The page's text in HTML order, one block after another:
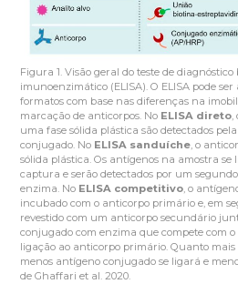
Figura 1. Visão geral do teste de diagnóstico
imunoenzimático (ELISA). O ELISA pode
formatos com base nas diferenças na
marcação de anticorpos. No ELISA direto,
uma fase sólida plástica são detectados
conjugado. No ELISA sanduíche, o
sólida plástica. Os antígenos na amostra se
captura e serão detectados por um
enzima. No ELISA competitivo, o
incubado com o anticorpo primário e, em
revestido com um anticorpo secundário
conjugado com enzima que compete com
ligação ao anticorpo primário. Quanto
menos antígeno conjugado se ligará e
de Ghaffari et al. 2020.